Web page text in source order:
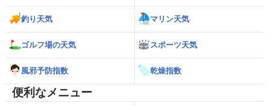
釣り天気 マリン天気
ゴルフ場の天気 スポーツ天気
風邪予防指数 乾燥指数
便利なメニュー